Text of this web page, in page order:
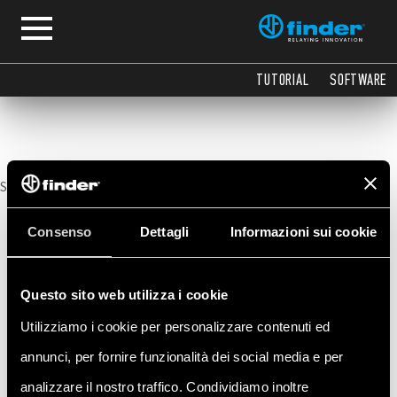
Consenso Dettagli Informazioni sui cookie
Questo sito web utilizza i cookie
Utilizziamo i cookie per personalizzare contenuti ed
annunci, per fornire funzionalità dei social media e per
analizzare il nostro traffico. Condividiamo inoltre
TUTORIAL SOFTWARE
Benutzerhandbuch
Sorry, no posts matched your criteria.